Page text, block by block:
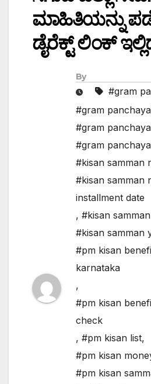
ಮಾಹಿತಿಯನ್ನು
ಡೈರೆಕ್ಟ್ ಲಿಂಕ್
By
#gram
#gram
#gram
#gram
#kisan samman
#kisan samman
installment date
, #kisan
#kisan samman
#pm kisan
karnataka
,
#pm kisan
check
, #pm kisan list,
#pm kisan
#pm kisan